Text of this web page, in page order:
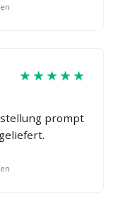
★★★★★
prompt